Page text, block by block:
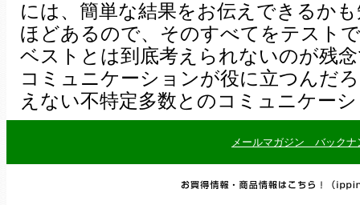
には、簡単な結果をお伝えできるか
ほどあるので、そのすべてをテスト
ベストとは到底考えられないのが残
コミュニケーションが役に立つんだ
えない不特定多数とのコミュニケー
メールマガジン バックナ